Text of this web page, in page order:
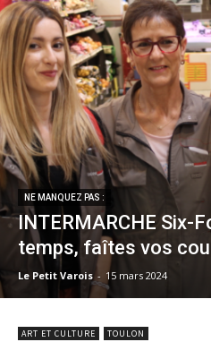
NE MANQUEZ PAS :
INTERMARCHE Six-
temps, faîtes vos
Le Petit Varois - 15 mars 2024
ART ET CULTURE TOULON